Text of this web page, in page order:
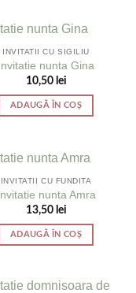
INVITATII CU SIGILIU
Invitatie nunta Gina
10,50 lei
ADAUGĂ ÎN COȘ
INVITATII CU FUNDITA
Invitatie nunta Amra
13,50 lei
ADAUGĂ ÎN COȘ